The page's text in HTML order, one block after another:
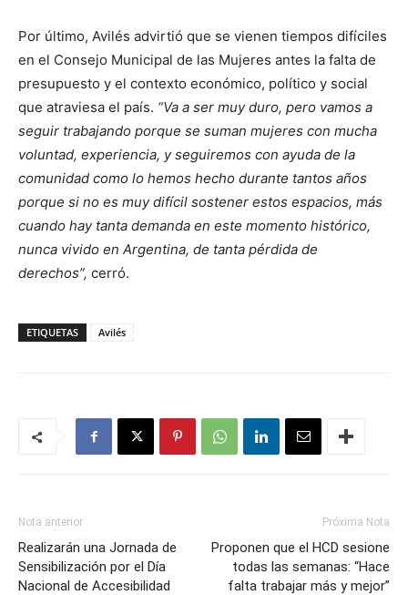
Por último, Avilés advirtió que se vienen tiempos difíciles
en el Consejo Municipal de las Mujeres antes la falta de
presupuesto y el contexto económico, político y social
que atraviesa el país. “Va a ser muy duro, pero vamos a
seguir trabajando porque se suman mujeres con mucha
voluntad, experiencia, y seguiremos con ayuda de la
comunidad como lo hemos hecho durante tantos años
porque si no es muy difícil sostener estos espacios, más
cuando hay tanta demanda en este momento histórico,
nunca vivido en Argentina, de tanta pérdida de
derechos”, cerró.
ETIQUETAS Avilés
Nota anterior
Realizarán una Jornada de
Sensibilización por el Día
Nacional de Accesibilidad
Próxima Nota
Proponen que el HCD sesione
todas las semanas: “Hace
falta trabajar más y mejor”